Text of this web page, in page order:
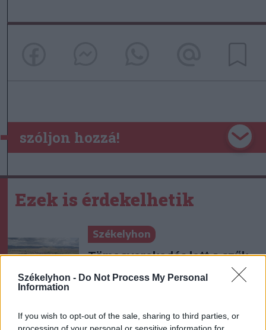
Székelyhon - Do Not Process My Personal
Information
If you wish to opt-out of the sale, sharing to third parties, or
processing of your personal or sensitive information for
szóljon hozzá!
Ezek is érdekelhetik
Székelyhon
Tömegverekedés lett a szűk
mezőgazdasági úti vitából
Csatószegen
Székelyhon